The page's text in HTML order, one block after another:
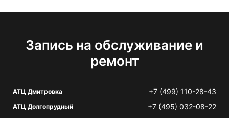
Запись на обслуживание и
ремонт
АТЦ Дмитровка +7 (499) 110-28-43
АТЦ Долгопрудный +7 (495) 032-08-22